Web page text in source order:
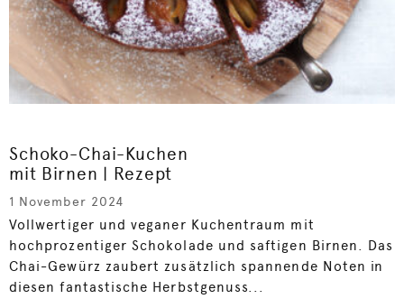
Schoko-Chai-Kuchen
mit Birnen | Rezept
1 November 2024
Vollwertiger und veganer Kuchentraum mit
hochprozentiger Schokolade und saftigen Birnen. Das
Chai-Gewürz zaubert zusätzlich spannende Noten in
diesen fantastische Herbstgenuss...